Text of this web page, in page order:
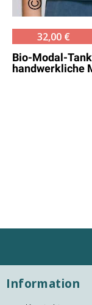
32,00 €
Bio-Modal-
handwerkliche
Information